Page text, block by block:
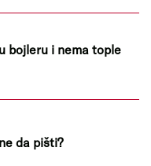
bojleru i nema tople
da pišti?